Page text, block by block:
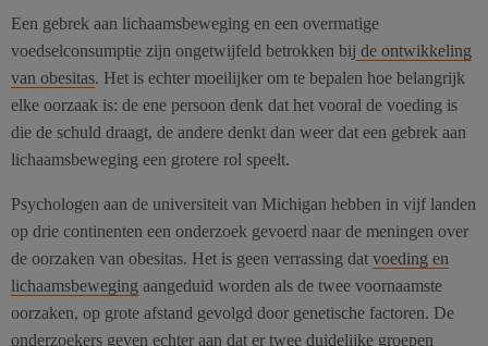
Een gebrek aan lichaamsbeweging en een overmatige
voedselconsumptie zijn ongetwijfeld betrokken bij de ontwikkeling
van obesitas. Het is echter moeilijker om te bepalen hoe belangrijk
elke oorzaak is: de ene persoon denk dat het vooral de voeding is
die de schuld draagt, de andere denkt dan weer dat een gebrek aan
lichaamsbeweging een grotere rol speelt.
Psychologen aan de universiteit van Michigan hebben in vijf landen
op drie continenten een onderzoek gevoerd naar de meningen over
de oorzaken van obesitas. Het is geen verrassing dat voeding en
lichaamsbeweging aangeduid worden als de twee voornaamste
oorzaken, op grote afstand gevolgd door genetische factoren. De
onderzoekers geven echter aan dat er twee duidelijke groepen